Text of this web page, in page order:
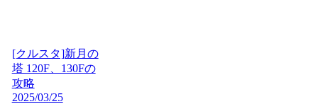
[クルスタ]新月の
塔 120F、130Fの
攻略
2025/03/25